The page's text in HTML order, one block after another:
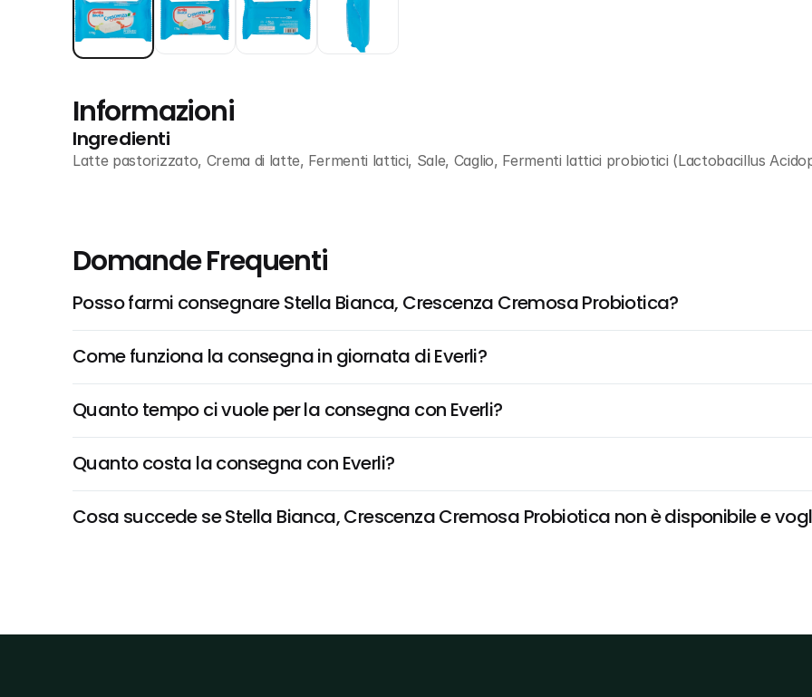
Informazioni
Ingredienti
Latte pastorizzato, Crema di latte, Fermenti lattici, Sale, Caglio, Fermenti lattici probiotici (Lactobacillus
Domande Frequenti
Posso farmi consegnare Stella Bianca, Crescenza Cremosa Probiotica?
Come funziona la consegna in giornata di Everli?
Quanto tempo ci vuole per la consegna con Everli?
Quanto costa la consegna con Everli?
Cosa succede se Stella Bianca, Crescenza Cremosa Probiotica non è disponibile e